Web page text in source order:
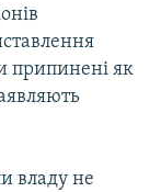
припинені як
владу не